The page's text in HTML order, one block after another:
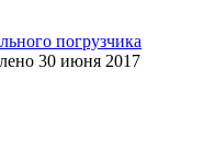
погрузчика
30 июня 2017